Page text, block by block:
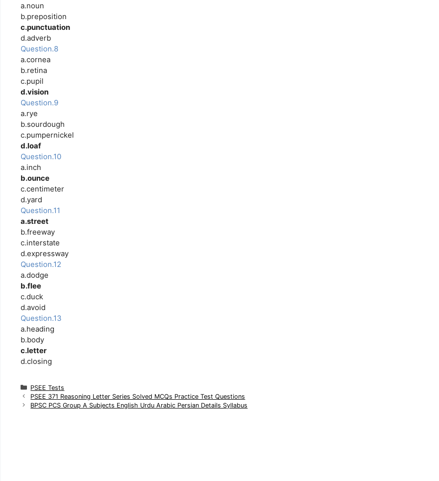
a.noun
b.preposition
c.punctuation
d.adverb
Question.8
a.cornea
b.retina
c.pupil
d.vision
Question.9
a.rye
b.sourdough
c.pumpernickel
d.loaf
Question.10
a.inch
b.ounce
c.centimeter
d.yard
Question.11
a.street
b.freeway
c.interstate
d.expressway
Question.12
a.dodge
b.flee
c.duck
d.avoid
Question.13
a.heading
b.body
c.letter
d.closing
C
a
t
PSEE Tests
PSEE 371 Reasoning Letter Series Solved MCQs Practice Test Questions
BPSC PCS Group A Subjects English Urdu Arabic Persian Details Syllabus